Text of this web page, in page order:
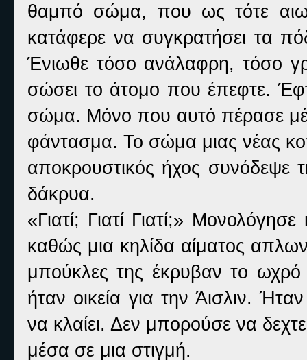
θαμπό σώμα, που ως τότε
κατάφερε να συγκρατήσει τα
Ένιωθε τόσο ανάλαφρη, τόσο
σώσει το άτομο που έπεφτε.
σώμα. Μόνο που αυτό πέρασε
φάντασμα. Το σώμα μιας νέας
αποκρουστικός ήχος συνόδεψε
δάκρυα.
«Γιατί; Γιατί Γιατί;»
καθώς μια κηλίδα αίματος
μπούκλες της έκρυβαν το
ήταν οικεία για την Άισλιν.
να κλαίει. Δεν μπορούσε να
μέσα σε μια στιγμή.